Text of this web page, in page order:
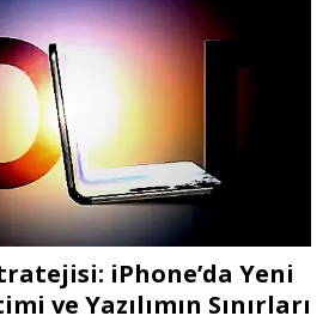
iPhone’da Yeni
ve Yazılımın Sınırları